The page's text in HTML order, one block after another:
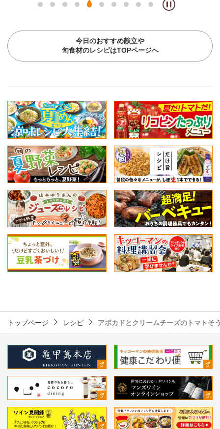
今日のおすすめ献立や
旬食材のレシピはTOPページへ
トップページ レシピ アボカドとクリームチーズのトマトそ